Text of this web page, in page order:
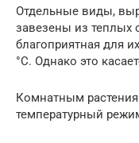
Отдельные виды,
завезены из теплых
благоприятная для
°С. Однако это
Комнатным
температурный